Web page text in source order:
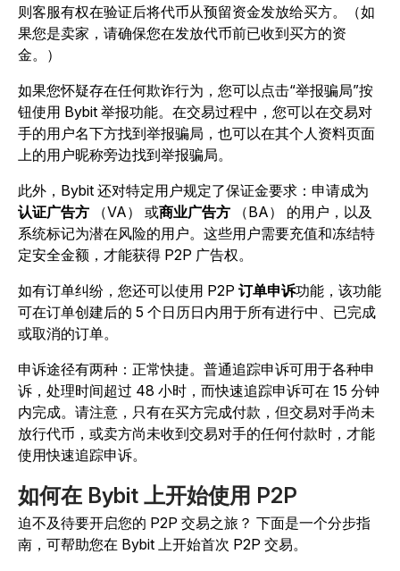
则客服有权在验证后将代币从预留资金发放给买方。（如
果您是卖家，请确保您在发放代币前已收到买方的资
金。）
如果您怀疑存在任何欺诈行为，您可以点击“举报骗局”按
钮使用 Bybit 举报功能。在交易过程中，您可以在交易对
手的用户名下方找到举报骗局，也可以在其个人资料页面
上的用户昵称旁边找到举报骗局。
此外，Bybit 还对特定用户规定了保证金要求：申请成为
认证广告方
（VA） 或商业广告方
（BA） 的用户，以及
系统标记为潜在风险的用户。这些用户需要充值和冻结特
定安全金额，才能获得 P2P 广告权。
如有订单纠纷，您还可以使用 P2P 订单申诉功能，该功能
可在订单创建后的 5 个日历日内用于所有进行中、已完成
或取消的订单。
申诉途径有两种：正常快捷。普通追踪申诉可用于各种申
诉，处理时间超过 48 小时，而快速追踪申诉可在 15 分钟
内完成。请注意，只有在买方完成付款，但交易对手尚未
放行代币，或卖方尚未收到交易对手的任何付款时，才能
使用快速追踪申诉。
如何在 Bybit 上开始使用 P2P
迫不及待要开启您的 P2P 交易之旅？ 下面是一个分步指
南，可帮助您在 Bybit 上开始首次 P2P 交易。